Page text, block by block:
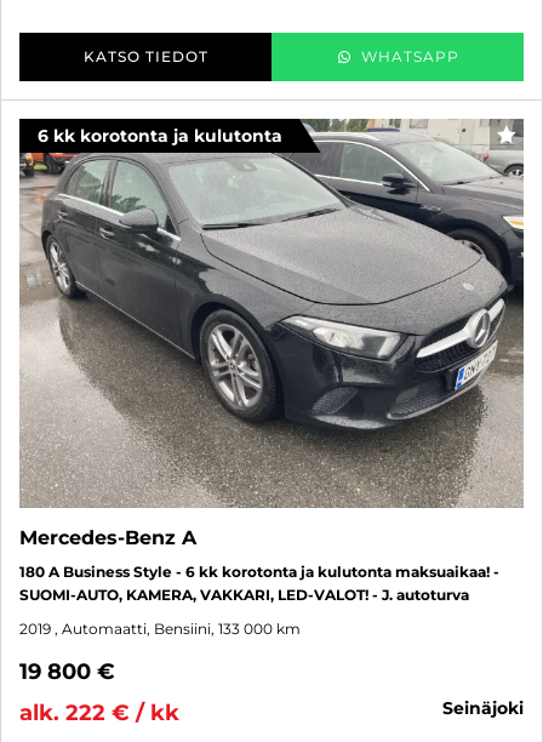
KATSO TIEDOT WHATSAPP
6 kk korotonta ja kulutonta
Mercedes-Benz A
180 A Business Style - 6 kk korotonta ja kulutonta maksuaikaa! -
SUOMI-AUTO, KAMERA, VAKKARI, LED-VALOT! - J. autoturva
2019 , Automaatti, Bensiini, 133 000 km
19 800 €
alk. 222 € / kk
seinäjoki